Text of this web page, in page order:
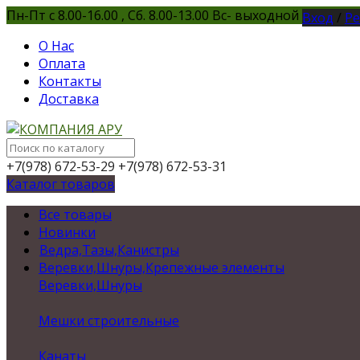
Пн-Пт с 8.00-16.00 , Сб. 8.00-13.00 Вс- выходной Вход /
О Нас
Оплата
Контакты
Доставка
+7(978) 672-53-29 +7(978) 672-53-31
Каталог товаров
Все товары
Новинки
Ведра,Тазы,Канистры
Веревки,Шнуры,Крепежные элементы
Веревки,Шнуры
Мешки строительные
Канаты